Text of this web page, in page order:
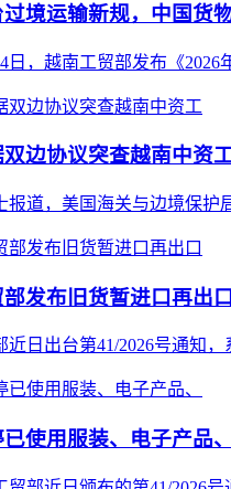
过境运输新规，中国货
4日，越南工贸部发布《
双边协议突查越南中资
报道，美国海关与边境保护
部发布旧货暂进口再出
近日出台第41/2026号通知
已使用服装、电子产品